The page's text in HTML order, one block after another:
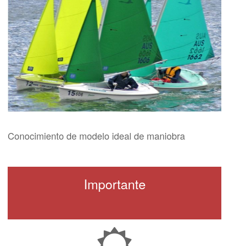
Conocimiento de modelo ideal de maniobra
Importante